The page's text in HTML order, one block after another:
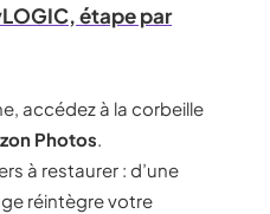
étape par
accédez à la corbeille
Photos.
à restaurer : d’une
réintègre votre